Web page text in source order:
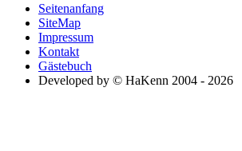
Seitenanfang
SiteMap
Impressum
Kontakt
Gästebuch
Developed by © HaKenn 2004 - 2026